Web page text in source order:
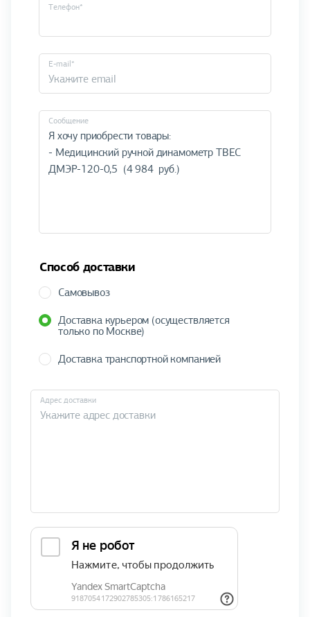
Телефон*
E-mail*
Cообщение
Способ доставки
Самовывоз
Доставка курьером (осуществляется
только по Москве)
Доставка транспортной компанией
Адрес доставки